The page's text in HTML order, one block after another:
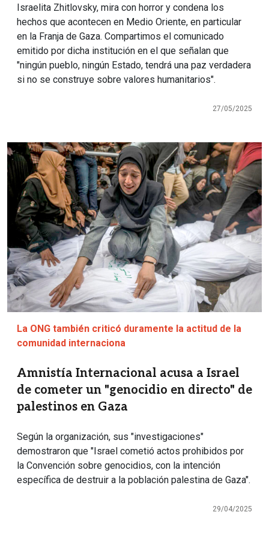
Israelita Zhitlovsky, mira con horror y condena los
hechos que acontecen en Medio Oriente, en particular
en la Franja de Gaza. Compartimos el comunicado
emitido por dicha institución en el que señalan que
"ningún pueblo, ningún Estado, tendrá una paz verdadera
si no se construye sobre valores humanitarios".
27/05/2025
Imagen
La ONG también criticó duramente la actitud de la
comunidad internaciona
Amnistía Internacional acusa a Israel
de cometer un "genocidio en directo" de
palestinos en Gaza
Según la organización, sus "investigaciones"
demostraron que "Israel cometió actos prohibidos por
la Convención sobre genocidios, con la intención
específica de destruir a la población palestina de Gaza".
29/04/2025